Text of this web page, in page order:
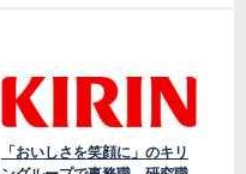
「おいしさを笑顔に」のキリ